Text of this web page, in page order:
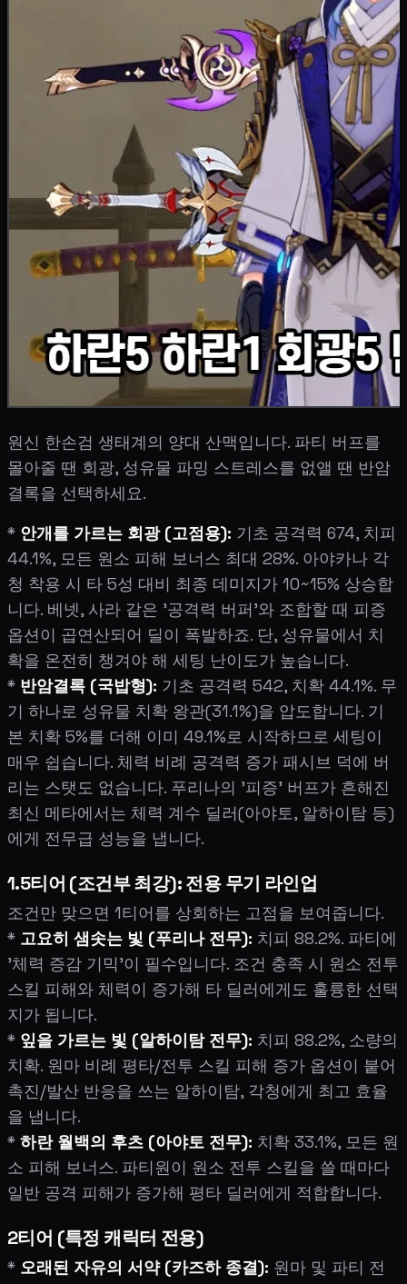
원신 한손검 생태계의 양대 산맥입니다. 파티 버프를
몰아줄 땐 회광, 성유물 파밍 스트레스를 없앨 땐 반암
결록을 선택하세요.
* 안개를 가르는 회광 (고점용): 기초 공격력 674, 치피
44.1%, 모든 원소 피해 보너스 최대 28%. 아야카나 각
청 착용 시 타 5성 대비 최종 데미지가 10~15% 상승합
니다. 베넷, 사라 같은 '공격력 버퍼'와 조합할 때 피증
옵션이 곱연산되어 딜이 폭발하죠. 단, 성유물에서 치
확을 온전히 챙겨야 해 세팅 난이도가 높습니다.
* 반암결록 (국밥형): 기초 공격력 542, 치확 44.1%. 무
기 하나로 성유물 치확 왕관(31.1%)을 압도합니다. 기
본 치확 5%를 더해 이미 49.1%로 시작하므로 세팅이
매우 쉽습니다. 체력 비례 공격력 증가 패시브 덕에 버
리는 스탯도 없습니다. 푸리나의 '피증' 버프가 흔해진
최신 메타에서는 체력 계수 딜러(아야토, 알하이탐 등)
에게 전무급 성능을 냅니다.
1.5티어 (조건부 최강): 전용 무기 라인업
조건만 맞으면 1티어를 상회하는 고점을 보여줍니다.
* 고요히 샘솟는 빛 (푸리나 전무): 치피 88.2%. 파티에
'체력 증감 기믹'이 필수입니다. 조건 충족 시 원소 전투
스킬 피해와 체력이 증가해 타 딜러에게도 훌륭한 선택
지가 됩니다.
* 잎을 가르는 빛 (알하이탐 전무): 치피 88.2%, 소량의
치확. 원마 비례 평타/전투 스킬 피해 증가 옵션이 붙어
촉진/발산 반응을 쓰는 알하이탐, 각청에게 최고 효율
을 냅니다.
* 하란 월백의 후츠 (아야토 전무): 치확 33.1%, 모든 원
소 피해 보너스. 파티원이 원소 전투 스킬을 쓸 때마다
일반 공격 피해가 증가해 평타 딜러에게 적합합니다.
2티어 (특정 캐릭터 전용)
* 오래된 자유의 서약 (카즈하 종결): 원마 및 파티 전